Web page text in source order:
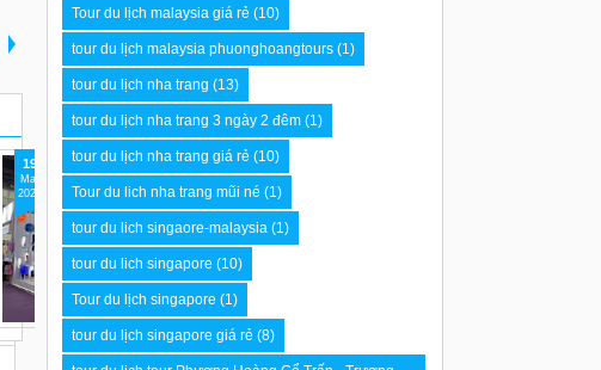
Đánh giá và cải thiện
sau hội chợ
19
Mar
2025
Tour du lịch malaysia giá rẻ (10)
tour du lịch malaysia phuonghoangtours (1)
tour du lịch nha trang (13)
tour du lịch nha trang 3 ngày 2 đêm (1)
tour du lịch nha trang giá rẻ (10)
Tour du lich nha trang mũi né (1)
tour du lich singaore-malaysia (1)
tour du lich singapore (10)
Tour du lịch singapore (1)
tour du lịch singapore giá rẻ (8)